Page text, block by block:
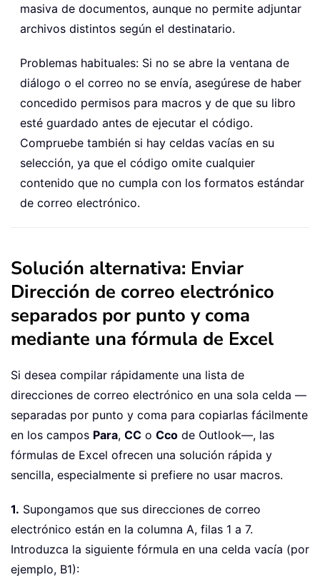
masiva de documentos, aunque no permite adjuntar
archivos distintos según el destinatario.
Problemas habituales: Si no se abre la ventana de
diálogo o el correo no se envía, asegúrese de haber
concedido permisos para macros y de que su libro
esté guardado antes de ejecutar el código.
Compruebe también si hay celdas vacías en su
selección, ya que el código omite cualquier
contenido que no cumpla con los formatos estándar
de correo electrónico.
Solución alternativa: Enviar
Dirección de correo electrónico
separados por punto y coma
mediante una fórmula de Excel
Si desea compilar rápidamente una lista de
direcciones de correo electrónico en una sola celda —
separadas por punto y coma para copiarlas fácilmente
en los campos Para, CC o Cco de Outlook—, las
fórmulas de Excel ofrecen una solución rápida y
sencilla, especialmente si prefiere no usar macros.
1. Supongamos que sus direcciones de correo
electrónico están en la columna A, filas 1 a 7.
Introduzca la siguiente fórmula en una celda vacía (por
ejemplo, B1):